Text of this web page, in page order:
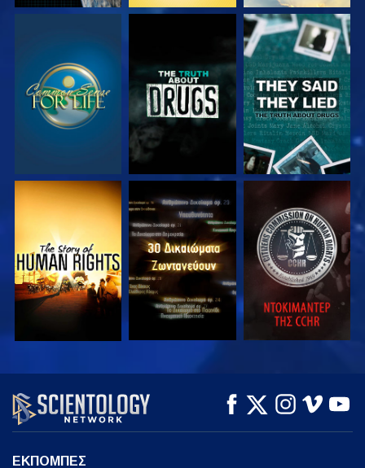
ΠΑΡΑΚΟΛΟΥΘΗΣΤΕ ΠΑΡΑΚΟΛΟΥΘΗΣΤΕ ΠΑΡΑΚΟΛΟΥΘΗΣΤΕ
ΠΑΡΑΚΟΛΟΥΘΗΣΤΕ ΠΑΡΑΚΟΛΟΥΘΗΣΤΕ ΠΑΡΑΚΟΛΟΥΘΗΣΤΕ
ΠΑΡΑΚΟΛΟΥΘΗΣΤΕ ΠΑΡΑΚΟΛΟΥΘΗΣΤΕ
ΕΞΕΡΕΥΝΗΣΤΕ ΤΗ
ΣΕΙΡΑ
ΕΚΠΟΜΠΕΣ